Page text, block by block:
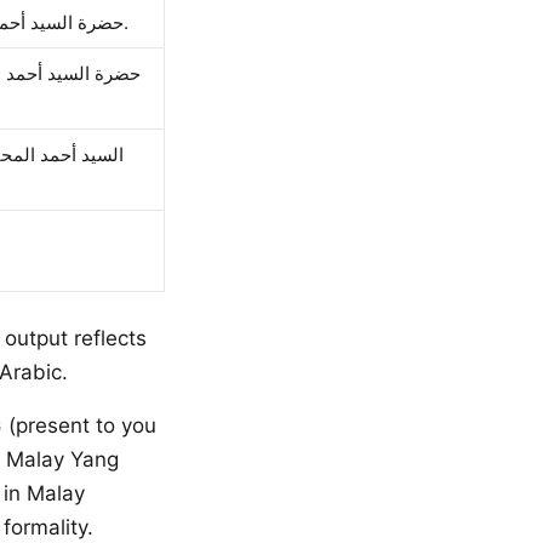
حضرة السيد أحمد، نسعد بإخطاركم بأن طلبكم قد حظي بالموافقة. يرجى مراجعة الوثائق المرفقة.
حضرة السيد أحمد
السيد أحمد
reflects
Malay